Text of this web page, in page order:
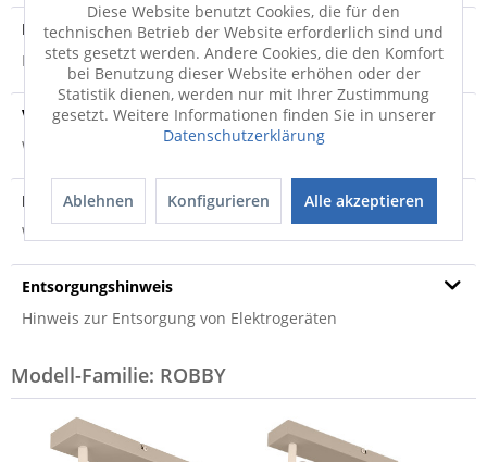
Produktsicherheit
Produktsicherheit
Versandinfo
Weitere Informationen zum Versand...
Hersteller
Weitere Informationen zum Hersteller...
Entsorgungshinweis
Hinweis zur Entsorgung von Elektrogeräten
Modell-Familie: ROBBY
Diese Website benutzt Cookies, die für den
technischen Betrieb der Website erforderlich sind und
stets gesetzt werden. Andere Cookies, die den Komfort
bei Benutzung dieser Website erhöhen oder der
Statistik dienen, werden nur mit Ihrer Zustimmung
gesetzt. Weitere Informationen finden Sie in unserer
Datenschutzerklärung
Ablehnen Konfigurieren Alle akzeptieren